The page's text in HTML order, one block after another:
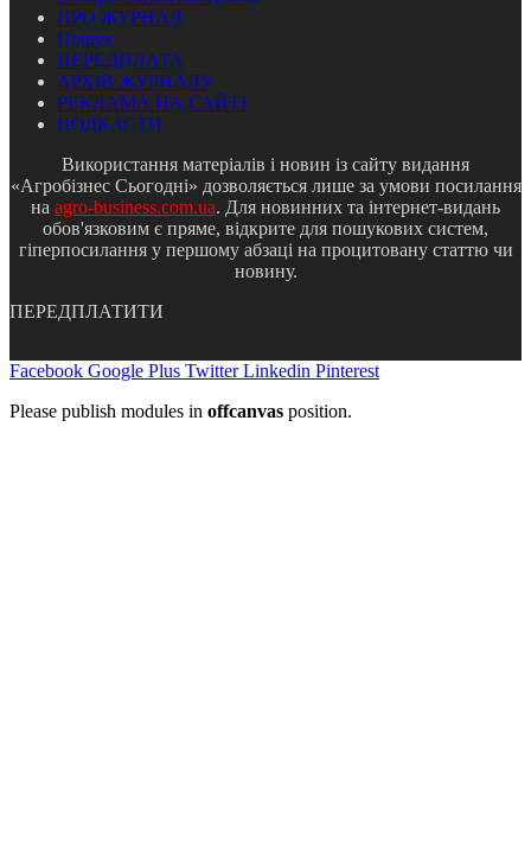
ПРО ЖУРНАЛ
Пошук
ПЕРЕДПЛАТА
АРХІВ ЖУРНАЛУ
РЕКЛАМА НА САЙТІ
ПОДКАСТИ
Використання матеріалів і новин із сайту видання
«Агробізнес Сьогодні» дозволяється лише за умови посилання
на agro-business.com.ua. Для новинних та інтернет-видань
обов'язковим є пряме, відкрите для пошукових систем,
гіперпосилання у першому абзаці на процитовану статтю чи
новину.
ПЕРЕДПЛАТИТИ
Facebook Google Plus Twitter Linkedin Pinterest
Please publish modules in offcanvas position.